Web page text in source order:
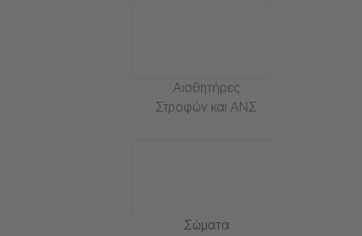
Αισθητήρες
Στροφών και ΑΝΣ
Σώματα